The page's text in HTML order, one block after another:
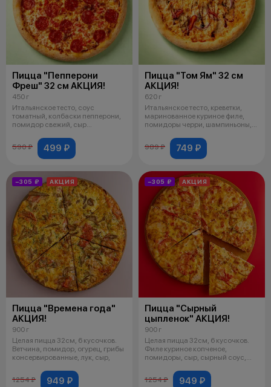
Пицца "Пепперони
Фреш" 32 см АКЦИЯ!
450 г
Итальянское тесто, соус
томатный, колбаски пепперони,
помидор свежий, сыр
590 ₽
499 ₽
Пицца "Том Ям" 32 см
АКЦИЯ!
620 г
Итальянское тесто, креветки,
маринованное куриное филе,
помидоры черри, шампиньоны,
989 ₽
749 ₽
−305 ₽ АКЦИЯ
Пицца "Времена года"
АКЦИЯ!
900 г
Целая пицца 32см, 6 кусочков.
Ветчина, помидор, огурец, грибы
консервированные, лук, сыр,
1254 ₽ 949 ₽
−305 ₽ АКЦИЯ
Пицца "Сырный
цыпленок" АКЦИЯ!
900 г
Целая пицца 32см, 6 кусочков.
Филе куриное копченое,
помидоры, сыр, сырный соус,
1254 ₽
949 ₽